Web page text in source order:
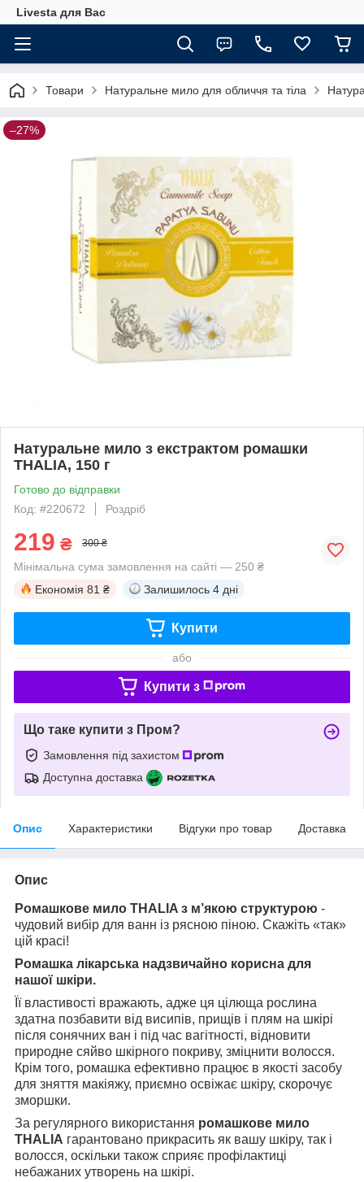
Livesta для Вас
Товари Натуральне мило для обличчя та тіла
–27%
Натуральне мило з екстрактом ромашки
THALIA, 150 г
Готово до відправки
Код: #220672
Роздріб
219 ₴ 300 ₴
Мінімальна сума замовлення на сайті — 250 ₴
Економія 81 ₴ Залишилось 4 дні
Купити
або
Купити з
Що таке купити з Пром?
Замовлення під захистом
Доступна доставка
Опис Характеристики Відгуки про товар Доставка
Опис
Ромашкове мило THALIA з м’якою структурою -
чудовий вибір для ванн із рясною піною. Скажіть «так»
цій красі!
Ромашка лікарська надзвичайно корисна для
нашої шкіри.
Її властивості вражають, адже ця цілюща рослина
здатна позбавити від висипів, прищів і плям на шкірі
після сонячних ван і під час вагітності, відновити
природне сяйво шкірного покриву, зміцнити волосся.
Крім того, ромашка ефективно працює в якості засобу
для зняття макіяжу, приємно освіжає шкіру, скорочує
зморшки.
За регулярного використання ромашкове мило
THALIA гарантовано прикрасить як вашу шкіру, так і
волосся, оскільки також сприяє профілактиці
небажаних утворень на шкірі.